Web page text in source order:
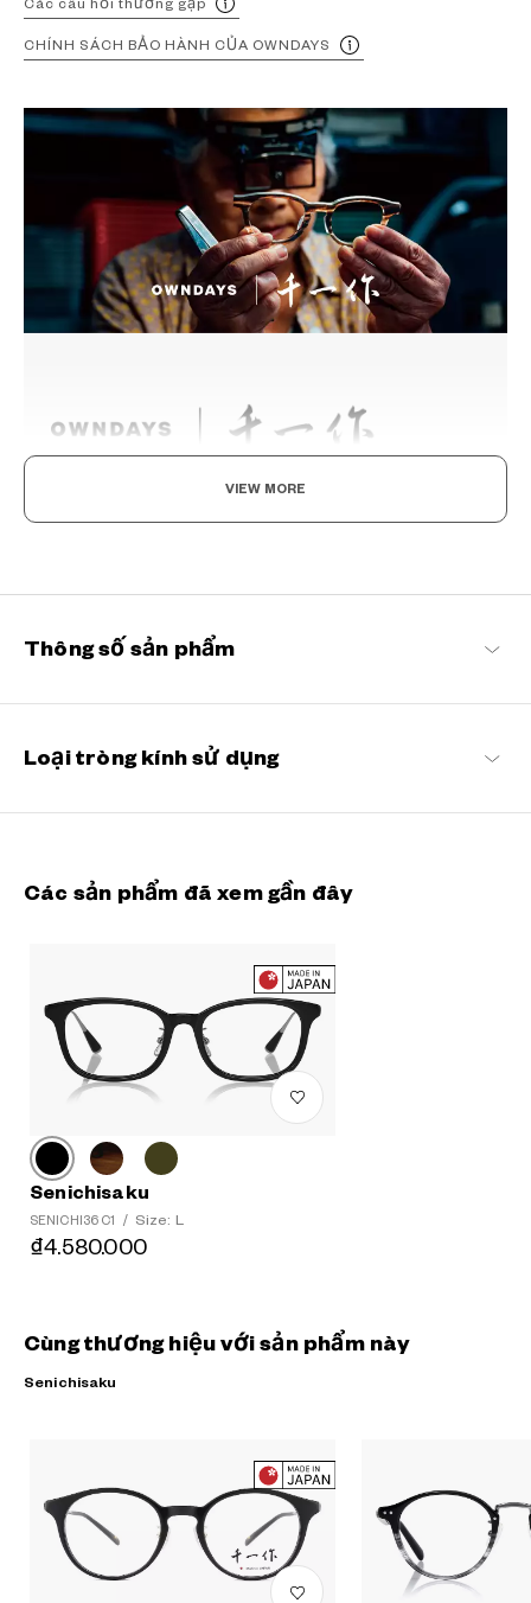
Các câu hỏi thường gặp
CHÍNH SÁCH BẢO HÀNH CỦA OWNDAYS
Nghệ thuật thủ công Nhật Bản, Tinh hoa của vẻ đẹp
Senichisaku Danh sách sản phẩm
VIEW MORE
Thông số sản phẩm
Loại tròng kính sử dụng
Các sản phẩm đã xem gần đây
Senichisaku
SENICHI36 C1 / Size: L
₫4.580.000
Cùng thương hiệu với sản phẩm này
Senichisaku